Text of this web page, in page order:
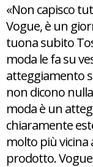
«Non capisco
Vogue, è un
tuona subito
moda le fa su
atteggiamento
non dicono
moda è un
chiaramente
molto più vicina
prodotto.